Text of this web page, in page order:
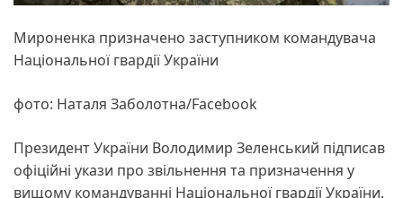
Мироненка призначено заступником командувача
Національної гвардії України
фото: Наталя Заболотна/Facebook
Президент України Володимир Зеленський підписав
офіційні укази про звільнення та призначення у
вищому командуванні Національної гвардії України.